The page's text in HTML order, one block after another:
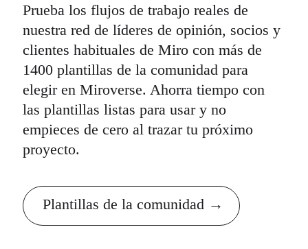
Prueba los flujos de trabajo reales de
nuestra red de líderes de opinión, socios y
clientes habituales de Miro con más de
1400 plantillas de la comunidad para
elegir en Miroverse. Ahorra tiempo con
las plantillas listas para usar y no
empieces de cero al trazar tu próximo
proyecto.
Plantillas de la comunidad